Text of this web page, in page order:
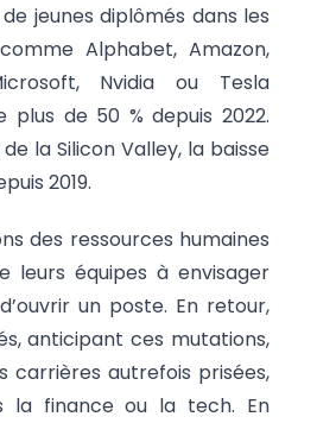
jeunes diplômés dans les
Alphabet, Amazon,
Nvidia ou Tesla
plus de 50 % depuis 2022.
la Silicon Valley, la baisse
2019.
des ressources humaines
leurs équipes à envisager
un poste. En retour,
anticipant ces mutations,
carrières autrefois prisées,
la finance ou la tech. En